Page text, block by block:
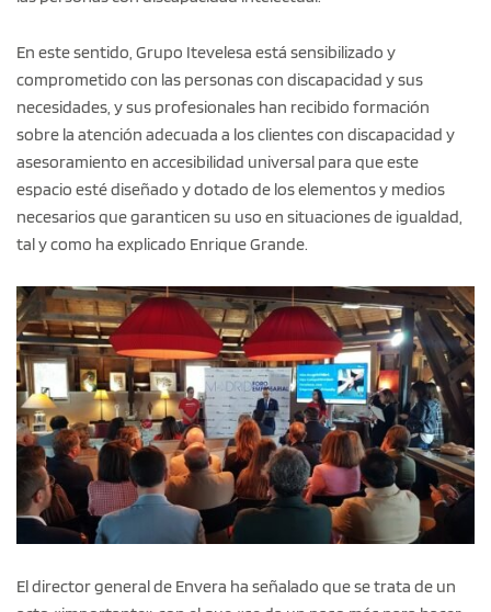
En este sentido, Grupo Itevelesa está sensibilizado y
comprometido con las personas con discapacidad y sus
necesidades, y sus profesionales han recibido formación
sobre la atención adecuada a los clientes con discapacidad y
asesoramiento en accesibilidad universal para que este
espacio esté diseñado y dotado de los elementos y medios
necesarios que garanticen su uso en situaciones de igualdad,
tal y como ha explicado Enrique Grande.
El director general de Envera ha señalado que se trata de un